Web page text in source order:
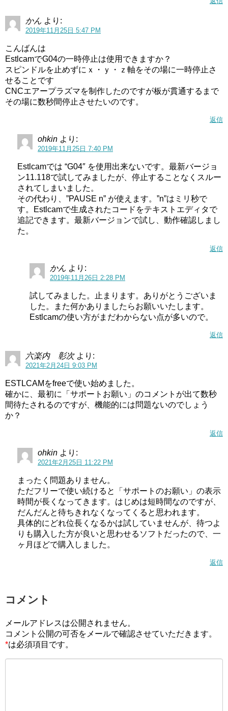
かん より:
2019年11月25日 5:47 PM
こんばんは
EstlcamでG04の一時停止は使用できますか？
スピンドルを止めずにｘ・ｙ・ｚ軸をその場に一時停止さ
せることです
CNCエアープラズマを制作したのですが板が貫通するまで
その場に数秒間停止させたいのです。
返信
ohkin より:
2019年11月25日 7:40 PM
Estlcamでは “G04″ を使用出来ないです。最新バージョ
ン11.118で試してみましたが、停止することなくスルー
されてしまいました。
その代わり、”PAUSE n” が使えます。”n”はミリ秒で
す。Estlcamで生成されたコードをテキストエディタで
追記できます。最新バージョンで試し、動作確認しまし
た。
返信
かん より:
2019年11月26日 2:28 PM
試してみました。止まります。ありがとうございま
した。また何かありましたらお願いいたします。
Estlcamの使い方がまだわからない点が多いので。
返信
六楽内 彰次 より:
2021年2月24日 9:03 PM
ESTLCAMをfreeで使い始めました。
確かに、最初に「サポートお願い」のコメントが出て数秒
間待たされるのですが、機能的には問題ないのでしょう
か？
返信
ohkin より:
2021年2月25日 11:22 PM
まったく問題ありません。
ただフリーで使い続けると「サポートのお願い」の表示
時間が長くなってきます。はじめは短時間なのですが、
だんだんと待ちきれなくなってくると思われます。
具体的にどれ位長くなるかは試していませんが、待つよ
りも購入した方が良いと思わせるソフトだったので、一
ヶ月ほどで購入しました。
返信
コメント
メールアドレスは公開されません。
コメント公開の可否をメールで確認させていただきます。
*は必須項目です。